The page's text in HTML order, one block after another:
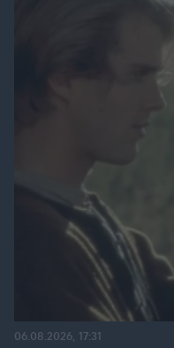
06.08.2026, 17:31